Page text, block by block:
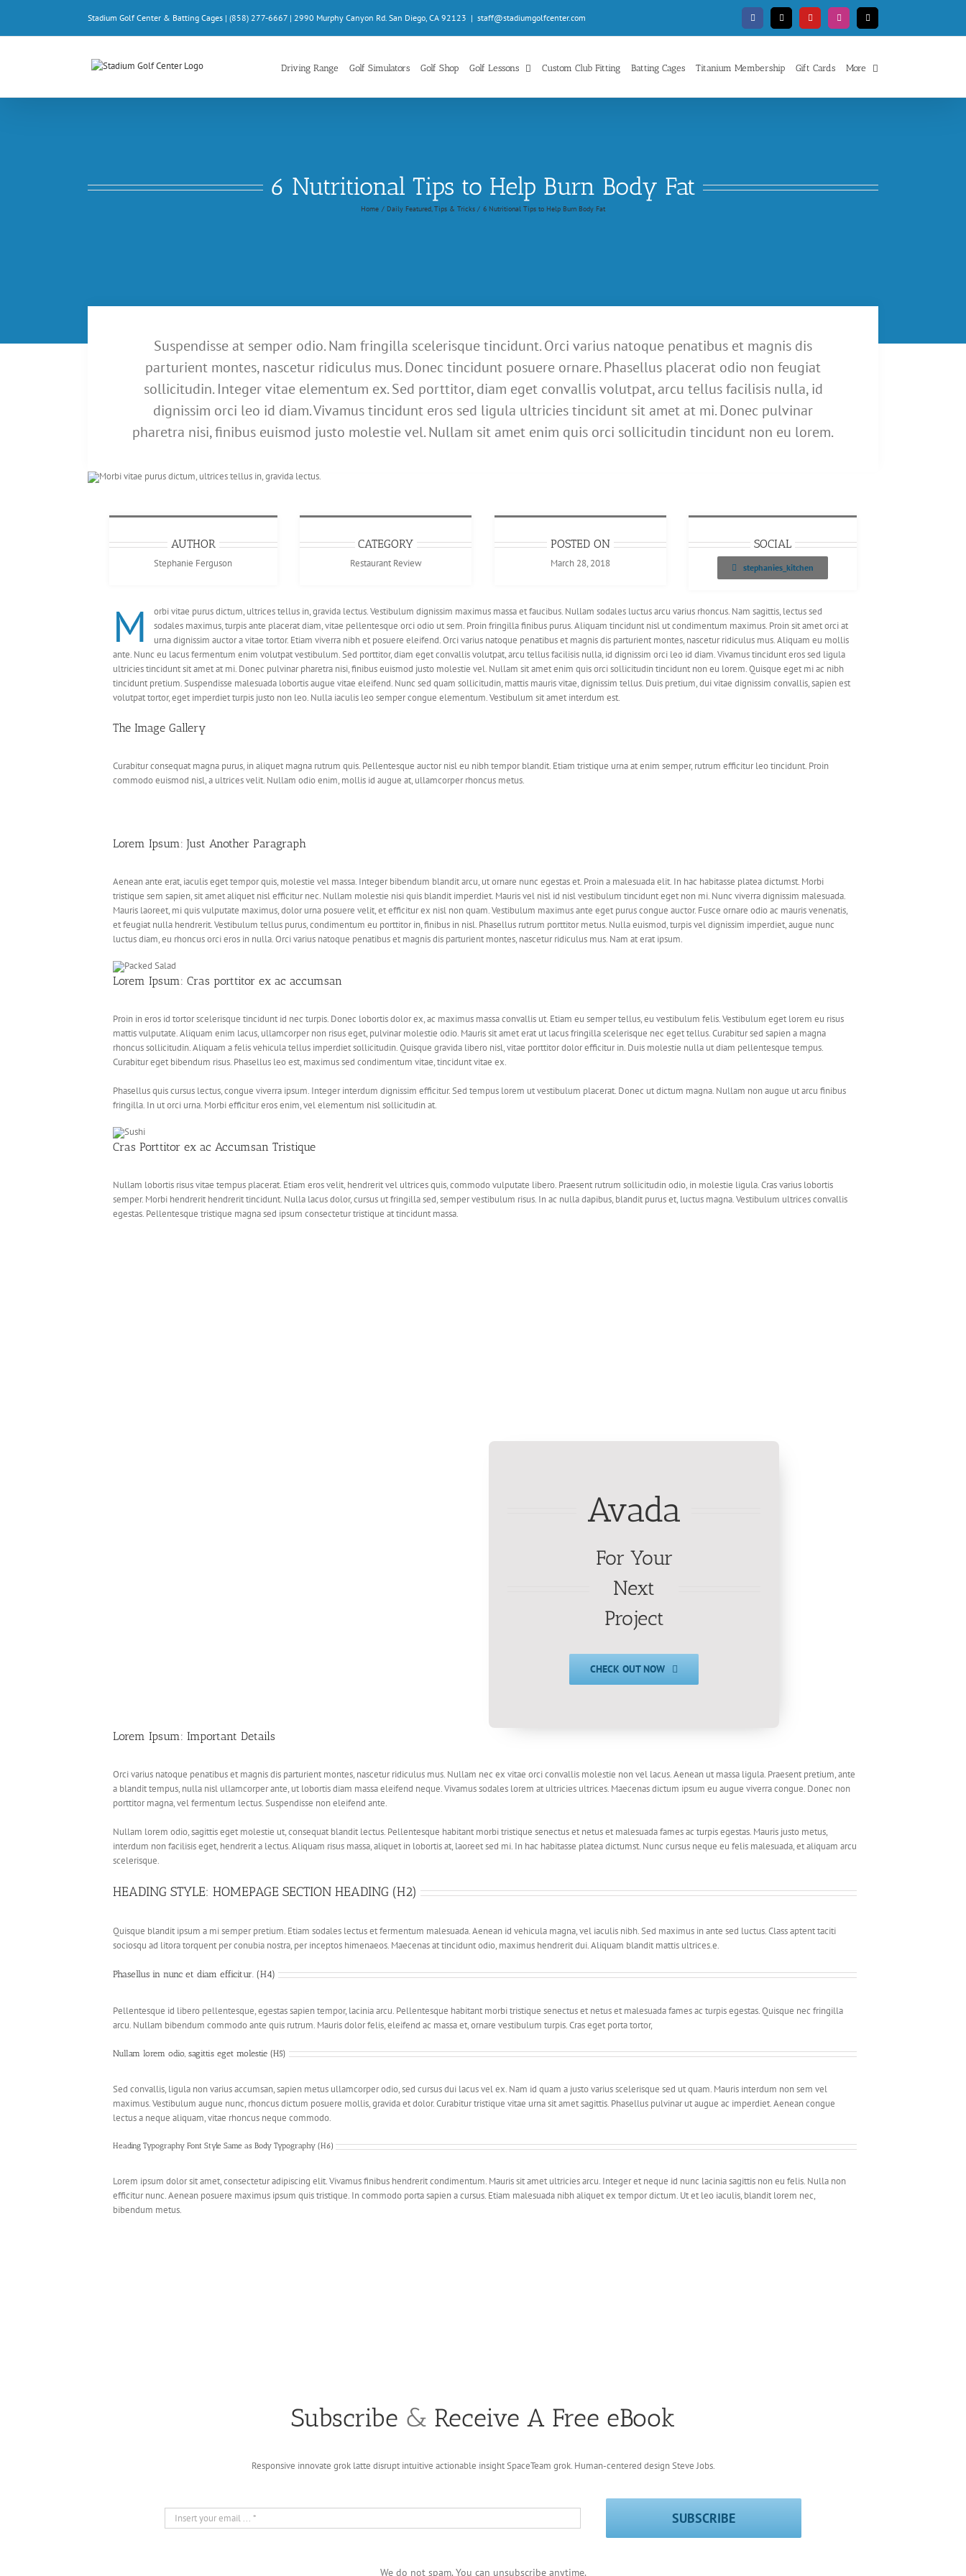
content
Stadium Golf Center & Batting Cages | (858) 277-6667 | 2990 Murphy Canyon Rd. San Diego, CA 92123 | staff@stadiumgolfcenter.com Facebook
X YouTubeInstagramEmail
Driving Range Golf Simulators Golf Shop Golf Lessons Custom Club Fitting Batting Cages Titanium Membership Gift Cards More
6 Nutritional Tips to Help Burn Body Fat
Home Daily Featured Tips & Tricks 6 Nutritional Tips to Help Burn Body Fat
Suspendisse at semper odio. Nam fringilla scelerisque tincidunt. Orci varius natoque penatibus et magnis dis
parturient montes, nascetur ridiculus mus. Donec tincidunt posuere ornare. Phasellus placerat odio non feugiat
sollicitudin. Integer vitae elementum ex. Sed porttitor, diam eget convallis volutpat, arcu tellus facilisis nulla, id
dignissim orci leo id diam. Vivamus tincidunt eros sed ligula ultricies tincidunt sit amet at mi. Donec pulvinar
pharetra nisi, finibus euismod justo molestie vel. Nullam sit amet enim quis orci sollicitudin tincidunt non eu lorem.
AUTHOR
Stephanie Ferguson
CATEGORY
Restaurant Review
POSTED ON
March 28, 2018
SOCIAL
stephanies_kitchen
M
orbi vitae purus dictum, ultrices tellus in, gravida lectus. Vestibulum dignissim maximus massa et faucibus. Nullam sodales luctus arcu varius rhoncus. Nam sagittis, lectus sed
sodales maximus, turpis ante placerat diam, vitae pellentesque orci odio ut sem. Proin fringilla finibus purus. Aliquam tincidunt nisl ut condimentum maximus. Proin sit amet orci at
urna dignissim auctor a vitae tortor. Etiam viverra nibh et posuere eleifend. Orci varius natoque penatibus et magnis dis parturient montes, nascetur ridiculus mus. Aliquam eu mollis
ante. Nunc eu lacus fermentum enim volutpat vestibulum. Sed porttitor, diam eget convallis volutpat, arcu tellus facilisis nulla, id dignissim orci leo id diam. Vivamus tincidunt eros sed ligula
ultricies tincidunt sit amet at mi. Donec pulvinar pharetra nisi, finibus euismod justo molestie vel. Nullam sit amet enim quis orci sollicitudin tincidunt non eu lorem. Quisque eget mi ac nibh
tincidunt pretium. Suspendisse malesuada lobortis augue vitae eleifend. Nunc sed quam sollicitudin, mattis mauris vitae, dignissim tellus. Duis pretium, dui vitae dignissim convallis, sapien est
volutpat tortor, eget imperdiet turpis justo non leo. Nulla iaculis leo semper congue elementum. Vestibulum sit amet interdum est.
The Image Gallery
Curabitur consequat magna purus, in aliquet magna rutrum quis. Pellentesque auctor nisl eu nibh tempor blandit. Etiam tristique urna at enim semper, rutrum efficitur leo tincidunt. Proin
commodo euismod nisl, a ultrices velit. Nullam odio enim, mollis id augue at, ullamcorper rhoncus metus.
Lorem Ipsum: Just Another Paragraph
Aenean ante erat, iaculis eget tempor quis, molestie vel massa. Integer bibendum blandit arcu, ut ornare nunc egestas et. Proin a malesuada elit. In hac habitasse platea dictumst. Morbi
tristique sem sapien, sit amet aliquet nisl efficitur nec. Nullam molestie nisi quis blandit imperdiet. Mauris vel nisl id nisl vestibulum tincidunt eget non mi. Nunc viverra dignissim malesuada.
Mauris laoreet, mi quis vulputate maximus, dolor urna posuere velit, et efficitur ex nisl non quam. Vestibulum maximus ante eget purus congue auctor. Fusce ornare odio ac mauris venenatis,
et feugiat nulla hendrerit. Vestibulum tellus purus, condimentum eu porttitor in, finibus in nisl. Phasellus rutrum porttitor metus. Nulla euismod, turpis vel dignissim imperdiet, augue nunc
luctus diam, eu rhoncus orci eros in nulla. Orci varius natoque penatibus et magnis dis parturient montes, nascetur ridiculus mus. Nam at erat ipsum.
Lorem Ipsum: Cras porttitor ex ac accumsan
Proin in eros id tortor scelerisque tincidunt id nec turpis. Donec lobortis dolor ex, ac maximus massa convallis ut. Etiam eu semper tellus, eu vestibulum felis. Vestibulum eget lorem eu risus
mattis vulputate. Aliquam enim lacus, ullamcorper non risus eget, pulvinar molestie odio. Mauris sit amet erat ut lacus fringilla scelerisque nec eget tellus. Curabitur sed sapien a magna
rhoncus sollicitudin. Aliquam a felis vehicula tellus imperdiet sollicitudin. Quisque gravida libero nisl, vitae porttitor dolor efficitur in. Duis molestie nulla ut diam pellentesque tempus.
Curabitur eget bibendum risus. Phasellus leo est, maximus sed condimentum vitae, tincidunt vitae ex.
Phasellus quis cursus lectus, congue viverra ipsum. Integer interdum dignissim efficitur. Sed tempus lorem ut vestibulum placerat. Donec ut dictum magna. Nullam non augue ut arcu finibus
fringilla. In ut orci urna. Morbi efficitur eros enim, vel elementum nisl sollicitudin at.
Cras Porttitor ex ac Accumsan Tristique
Nullam lobortis risus vitae tempus placerat. Etiam eros velit, hendrerit vel ultrices quis, commodo vulputate libero. Praesent rutrum sollicitudin odio, in molestie ligula. Cras varius lobortis
semper. Morbi hendrerit hendrerit tincidunt. Nulla lacus dolor, cursus ut fringilla sed, semper vestibulum risus. In ac nulla dapibus, blandit purus et, luctus magna. Vestibulum ultrices convallis
egestas. Pellentesque tristique magna sed ipsum consectetur tristique at tincidunt massa.
Avada
For Your
Next
Project
CHECK OUT NOW
Lorem Ipsum: Important Details
Orci varius natoque penatibus et magnis dis parturient montes, nascetur ridiculus mus. Nullam nec ex vitae orci convallis molestie non vel lacus. Aenean ut massa ligula. Praesent pretium, ante
a blandit tempus, nulla nisl ullamcorper ante, ut lobortis diam massa eleifend neque. Vivamus sodales lorem at ultricies ultrices. Maecenas dictum ipsum eu augue viverra congue. Donec non
porttitor magna, vel fermentum lectus. Suspendisse non eleifend ante.
Nullam lorem odio, sagittis eget molestie ut, consequat blandit lectus. Pellentesque habitant morbi tristique senectus et netus et malesuada fames ac turpis egestas. Mauris justo metus,
interdum non facilisis eget, hendrerit a lectus. Aliquam risus massa, aliquet in lobortis at, laoreet sed mi. In hac habitasse platea dictumst. Nunc cursus neque eu felis malesuada, et aliquam arcu
scelerisque.
HEADING STYLE: HOMEPAGE SECTION HEADING (H2)
Quisque blandit ipsum a mi semper pretium. Etiam sodales lectus et fermentum malesuada. Aenean id vehicula magna, vel iaculis nibh. Sed maximus in ante sed luctus. Class aptent taciti
sociosqu ad litora torquent per conubia nostra, per inceptos himenaeos. Maecenas at tincidunt odio, maximus hendrerit dui. Aliquam blandit mattis ultrices.e.
Phasellus in nunc et diam efficitur. (H4)
Pellentesque id libero pellentesque, egestas sapien tempor, lacinia arcu. Pellentesque habitant morbi tristique senectus et netus et malesuada fames ac turpis egestas. Quisque nec fringilla
arcu. Nullam bibendum commodo ante quis rutrum. Mauris dolor felis, eleifend ac massa et, ornare vestibulum turpis. Cras eget porta tortor,
Nullam lorem odio, sagittis eget molestie (H5)
Sed convallis, ligula non varius accumsan, sapien metus ullamcorper odio, sed cursus dui lacus vel ex. Nam id quam a justo varius scelerisque sed ut quam. Mauris interdum non sem vel
maximus. Vestibulum augue nunc, rhoncus dictum posuere mollis, gravida et dolor. Curabitur tristique vitae urna sit amet sagittis. Phasellus pulvinar ut augue ac imperdiet. Aenean congue
lectus a neque aliquam, vitae rhoncus neque commodo.
Heading Typography Font Style Same as Body Typography (H6)
Lorem ipsum dolor sit amet, consectetur adipiscing elit. Vivamus finibus hendrerit condimentum. Mauris sit amet ultricies arcu. Integer et neque id nunc lacinia sagittis non eu felis. Nulla non
efficitur nunc. Aenean posuere maximus ipsum quis tristique. In commodo porta sapien a cursus. Etiam malesuada nibh aliquet ex tempor dictum. Ut et leo iaculis, blandit lorem nec,
bibendum metus.
Subscribe & Receive A Free eBook
Responsive innovate grok latte disrupt intuitive actionable insight SpaceTeam grok. Human-centered design Steve Jobs.
SUBSCRIBE
We do not spam. You can unsubscribe anytime.